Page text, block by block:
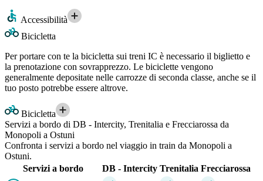
Accessibilità
Bicicletta
Per portare con te la bicicletta sui treni IC è necessario il biglietto e
la prenotazione con sovrapprezzo. Le biciclette vengono
generalmente depositate nelle carrozze di seconda classe, anche se il
tuo posto potrebbe essere altrove.
Bicicletta
Servizi a bordo di DB - Intercity, Trenitalia e Frecciarossa da
Monopoli a Ostuni
Confronta i servizi a bordo nel viaggio in train da Monopoli a
Ostuni.
Servizi a bordo
DB - Intercity Trenitalia Frecciarossa